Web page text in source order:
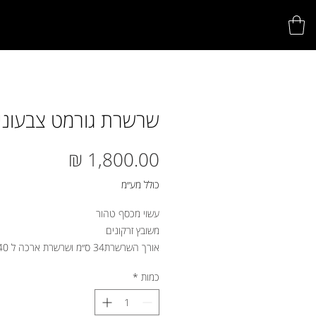
שרשרת גורמט
כולל מע״מ
עשוי מכסף טהור
משובץ זרקונים
אורך השרשרת34 ס״מ ושרשרת ארכה ל 40 ס״מ
כמות *